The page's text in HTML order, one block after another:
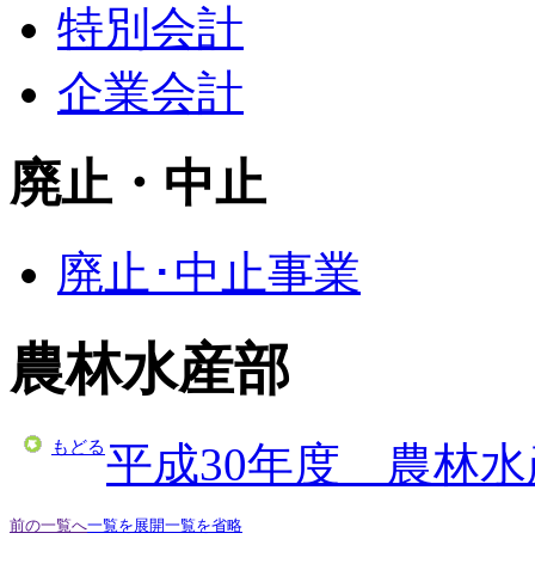
特別会計
企業会計
廃止・中止
廃止･中止事業
農林水産部
もどる平成30年度 農林水
前の一覧へ一覧を展開一覧を省略